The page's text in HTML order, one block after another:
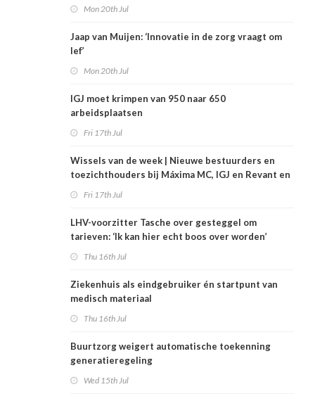
Mon 20th Jul
Jaap van Muijen: ‘Innovatie in de zorg vraagt om
lef’
Mon 20th Jul
IGJ moet krimpen van 950 naar 650
arbeidsplaatsen
Fri 17th Jul
Wissels van de week | Nieuwe bestuurders en
toezichthouders bij Máxima MC, IGJ en Revant en
Fri 17th Jul
LHV-voorzitter Tasche over gesteggel om
tarieven: ‘Ik kan hier echt boos over worden’
Thu 16th Jul
Ziekenhuis als eindgebruiker én startpunt van
medisch materiaal
Thu 16th Jul
Buurtzorg weigert automatische toekenning
generatieregeling
Wed 15th Jul